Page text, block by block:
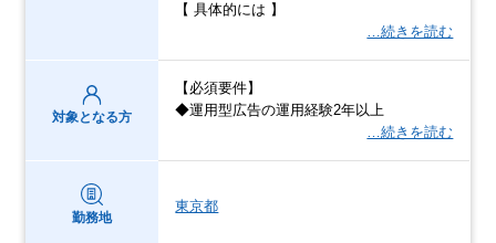
【 具体的には 】
…続きを読む
対象となる方
【必須要件】
◆運用型広告の運用経験2年以上
…続きを読む
勤務地
東京都